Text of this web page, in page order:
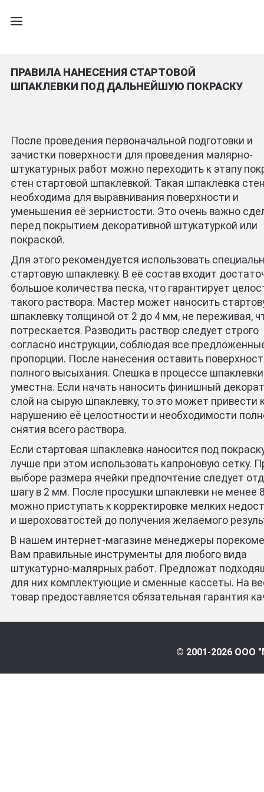
ПРАВИЛА НАНЕСЕНИЯ СТАРТОВОЙ
ШПАКЛЕВКИ ПОД ДАЛЬНЕЙШУЮ ПОКРАСКУ
После проведения первоначальной подготовки и
зачистки поверхности для проведения малярно-
штукатурных работ можно переходить к этапу
стен стартовой шпаклевкой. Такая шпаклевка
необходима для выравнивания поверхности и
уменьшения её зернистости. Это очень важно
перед покрытием декоративной штукатуркой или
покраской.
Для этого рекомендуется использовать
стартовую шпаклевку. В её состав входит
большое количества песка, что гарантирует
такого раствора. Мастер может наносить
шпаклевку толщиной от 2 до 4 мм, не переживая,
потрескается. Разводить раствор следует строго
согласно инструкции, соблюдая все
пропорции. После нанесения оставить
полного высыхания. Спешка в процессе
уместна. Если начать наносить финишный
слой на сырую шпаклевку, то это может привести
нарушению её целостности и необходимости
снятия всего раствора.
Если стартовая шпаклевка наносится под
лучше при этом использовать капроновую сетку.
выборе размера ячейки предпочтение следует
шагу в 2 мм. После просушки шпаклевки не менее
можно приступать к корректировке мелких
и шероховатостей до получения желаемого
В нашем интернет-магазине менеджеры
Вам правильные инструменты для любого вида
штукатурно-малярных работ. Предложат
для них комплектующие и сменные кассеты. На
товар предоставляется обязательная гарантия
© 2001-2026 ООО